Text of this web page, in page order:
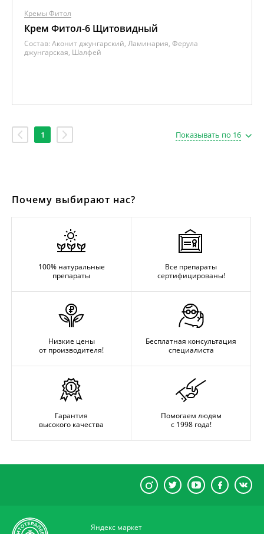
Кремы Фитол
Крем Фитол-6 Щитовидный
Состав: Аконит джунгарский, Ламинария, Ферула
джунгарская, Шалфей
1 Показывать по 16
Почему выбирают нас?
100% натуральные
препараты
Все препараты
сертифицированы!
Низкие цены
от производителя!
Бесплатная консультация
специалиста
Гарантия
высокого качества
Помогаем людям
с 1998 года!
Яндекс маркет